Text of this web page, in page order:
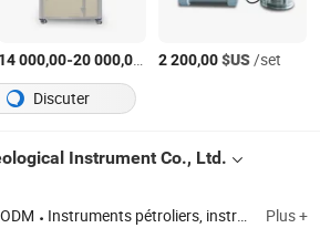
/set
14 000,00-20 000,00 $US/set
2 200,00$US/set
Discuter
Instrument Co., Ltd.
Instruments pétroliers, instruments de bitume, instruments de laboratoire, viscosimètre rotatif, équipements géologiques, testeur de laboratoire, testeur de pétrole, testeur d'asphalte, testeur de mélange bitumineux, machine à bitume Plus +